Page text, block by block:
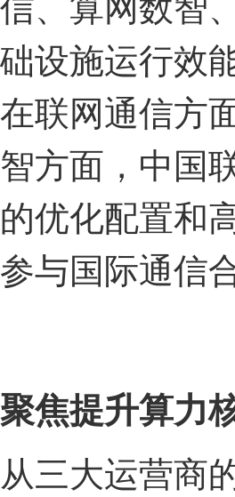
础设施运行效
在联网通信方
智方面，中国
的优化配置和
参与国际通信
聚焦提升算力
从三大运营商